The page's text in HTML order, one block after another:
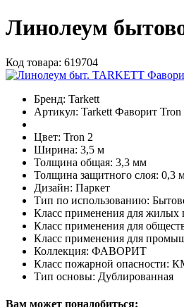
Линолеум
Код товара: 619704
Бренд: Tarkett
Артикул: Tarkett Фаворит Tron
Цвет: Tron 2
Ширина: 3,5 м
Толщина общая: 3,3 мм
Толщина защитного слоя: 0,3
Дизайн: Паркет
Тип по использованию:
Класс применения для жилых
Класс применения для
Класс применения для
Коллекция: ФАВОРИТ
Класс пожарной опасности:
Тип основы: Дублированная
Вам может понадобиться: